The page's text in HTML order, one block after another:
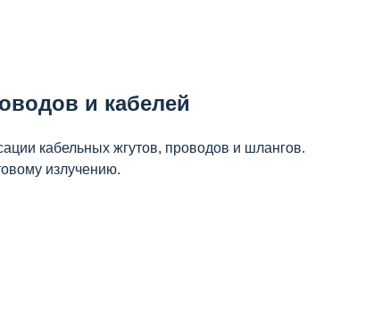
и кабелей
кабельных жгутов, проводов и шлангов.
излучению.